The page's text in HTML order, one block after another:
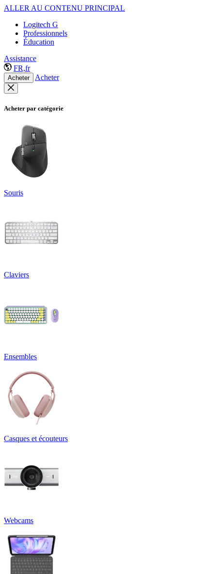
ALLER AU CONTENU PRINCIPAL
Logitech G
Professionnels
Éducation
Assistance
FR,fr
Acheter Acheter
Acheter par catégorie
Souris
Claviers
Ensembles
Casques et écouteurs
Webcams